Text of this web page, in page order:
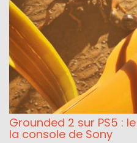
Grounded 2 sur PS5 :
la console de Sony